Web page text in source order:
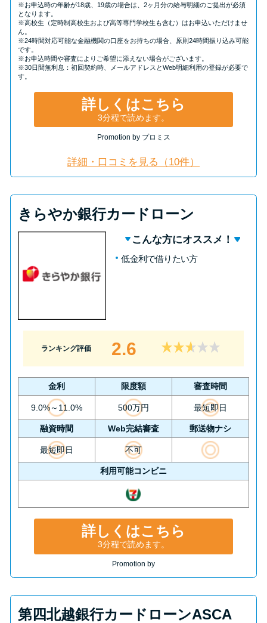
※お申込時の年齢が18歳、19歳の場合は、2ヶ月分の給与明細のご提出が必須
となります。
※高校生（定時制高校生および高等専門学校生も含む）はお申込いただけませ
ん。
※24時間対応可能な金融機関の口座をお持ちの場合、原則24時間振り込み可能
です。
※お申込時間や審査によりご希望に添えない場合がございます。
※30日間無利息：初回契約時、メールアドレスとWeb明細利用の登録が必要で
す。
詳しくはこちら
3分程で読めます。
Promotion by プロミス
詳細・口コミを見る（10件）
きらやか銀行カードローン
こんな方にオススメ！
低金利で借りたい方
ランキング評価 2.6
金利 限度額 審査時間
9.0%～11.0% 500万円 最短即日
融資時間 Web完結審査 郵送物ナシ
最短即日 不可
利用可能コンビニ
詳しくはこちら
3分程で読めます。
Promotion by
第四北越銀行カードローンASCA